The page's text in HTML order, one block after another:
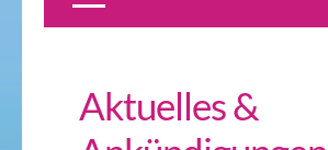
Aktuelles &